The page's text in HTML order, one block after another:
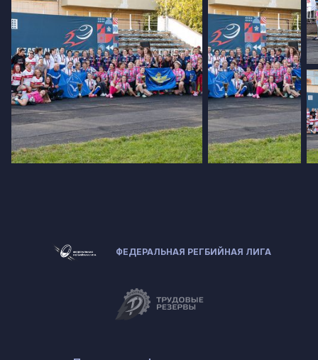
ФЕДЕРАЛЬНАЯ РЕГБИЙНАЯ ЛИГА